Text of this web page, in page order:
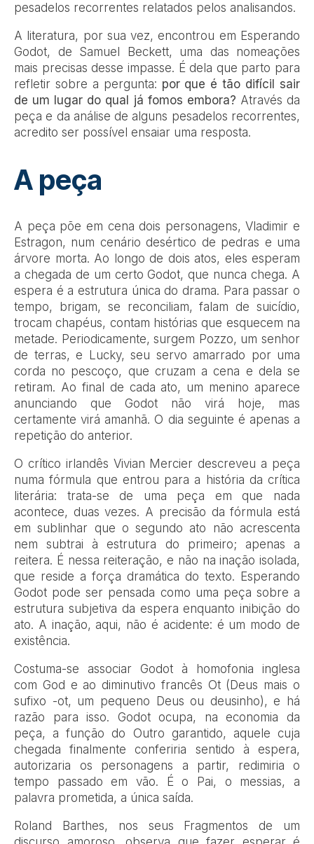
pesadelos recorrentes relatados pelos analisandos.
A literatura, por sua vez, encontrou em Esperando
Godot, de Samuel Beckett, uma das nomeações
mais precisas desse impasse. É dela que parto para
refletir sobre a pergunta: por que é tão difícil sair
de um lugar do qual já fomos embora? Através da
peça e da análise de alguns pesadelos recorrentes,
acredito ser possível ensaiar uma resposta.
A peça
A peça põe em cena dois personagens, Vladimir e
Estragon, num cenário desértico de pedras e uma
árvore morta. Ao longo de dois atos, eles esperam
a chegada de um certo Godot, que nunca chega. A
espera é a estrutura única do drama. Para passar o
tempo, brigam, se reconciliam, falam de suicídio,
trocam chapéus, contam histórias que esquecem na
metade. Periodicamente, surgem Pozzo, um senhor
de terras, e Lucky, seu servo amarrado por uma
corda no pescoço, que cruzam a cena e dela se
retiram. Ao final de cada ato, um menino aparece
anunciando que Godot não virá hoje, mas
certamente virá amanhã. O dia seguinte é apenas a
repetição do anterior.
O crítico irlandês Vivian Mercier descreveu a peça
numa fórmula que entrou para a história da crítica
literária: trata-se de uma peça em que nada
acontece, duas vezes. A precisão da fórmula está
em sublinhar que o segundo ato não acrescenta
nem subtrai à estrutura do primeiro; apenas a
reitera. É nessa reiteração, e não na inação isolada,
que reside a força dramática do texto. Esperando
Godot pode ser pensada como uma peça sobre a
estrutura subjetiva da espera enquanto inibição do
ato. A inação, aqui, não é acidente: é um modo de
existência.
Costuma-se associar Godot à homofonia inglesa
com God e ao diminutivo francês Ot (Deus mais o
sufixo -ot, um pequeno Deus ou deusinho), e há
razão para isso. Godot ocupa, na economia da
peça, a função do Outro garantido, aquele cuja
chegada finalmente conferiria sentido à espera,
autorizaria os personagens a partir, redimiria o
tempo passado em vão. É o Pai, o messias, a
palavra prometida, a única saída.
Roland Barthes, nos seus Fragmentos de um